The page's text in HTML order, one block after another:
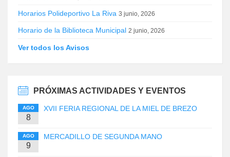
Horarios Polideportivo La Riva 3 junio, 2026
Horario de la Biblioteca Municipal 2 junio, 2026
Ver todos los Avisos
PRÓXIMAS ACTIVIDADES Y EVENTOS
AGO
8
XVII FERIA REGIONAL DE LA MIEL DE BREZO
AGO
9
MERCADILLO DE SEGUNDA MANO